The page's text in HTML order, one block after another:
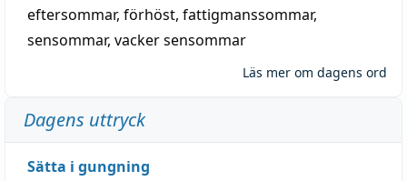
eftersommar, förhöst, fattigmanssommar,
sensommar, vacker sensommar
Läs mer om dagens ord
Dagens uttryck
Sätta i gungning